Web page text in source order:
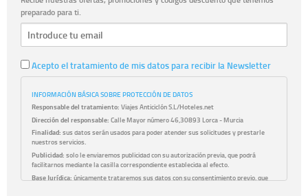
preparado para ti.
Acepto el tratamiento de mis datos para recibir la Newsletter
INFORMACIÓN BÁSICA SOBRE PROTECCIÓN DE DATOS
Responsable del tratamiento: Viajes Anticiclón S.L/Hoteles.net
Dirección del responsable: Calle Mayor número 46,30893 Lorca - Murcia
Finalidad: sus datos serán usados para poder atender sus solicitudes y prestarle
nuestros servicios.
Publicidad: solo le enviaremos publicidad con su autorización previa, que podrá
facilitarnos mediante la casilla correspondiente establecida al efecto.
Base Jurídica: únicamente trataremos sus datos con su consentimiento previo, que